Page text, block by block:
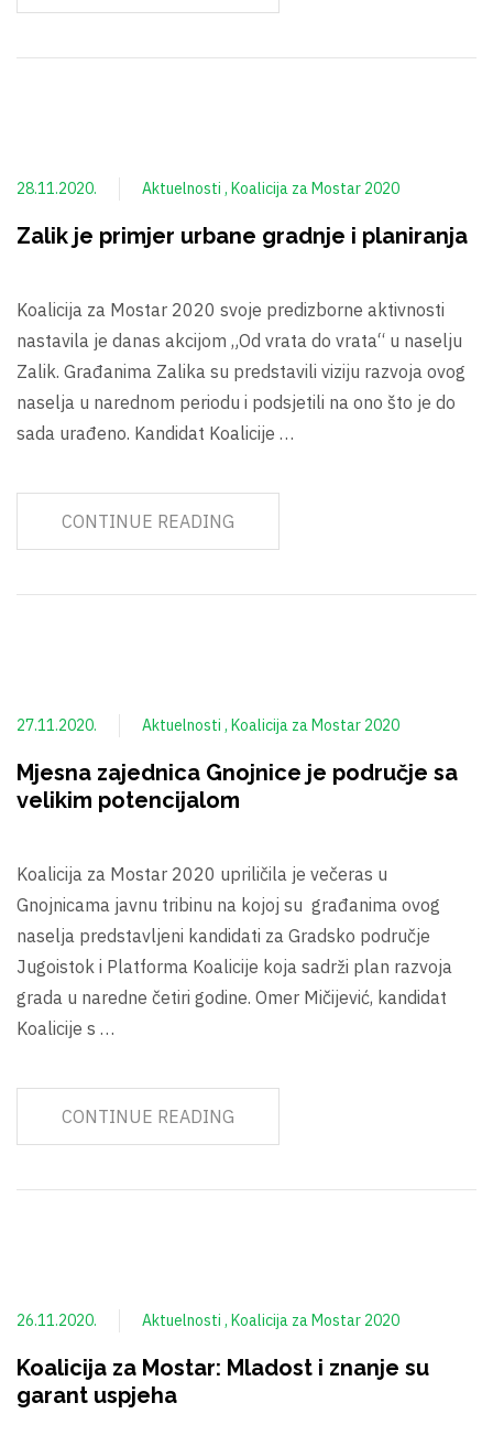
28.11.2020. Aktuelnosti Koalicija za Mostar 2020
Zalik je primjer urbane gradnje i planiranja
Koalicija za Mostar 2020 svoje predizborne aktivnosti
nastavila je danas akcijom „Od vrata do vrata“ u naselju
Zalik. Građanima Zalika su predstavili viziju razvoja ovog
naselja u narednom periodu i podsjetili na ono što je do
sada urađeno. Kandidat Koalicije …
CONTINUE READING
27.11.2020. Aktuelnosti Koalicija za Mostar 2020
Mjesna zajednica Gnojnice je područje sa
velikim potencijalom
Koalicija za Mostar 2020 upriličila je večeras u
Gnojnicama javnu tribinu na kojoj su građanima ovog
naselja predstavljeni kandidati za Gradsko područje
Jugoistok i Platforma Koalicije koja sadrži plan razvoja
grada u naredne četiri godine. Omer Mičijević, kandidat
Koalicije s …
CONTINUE READING
26.11.2020. Aktuelnosti Koalicija za Mostar 2020
Koalicija za Mostar: Mladost i znanje su
garant uspjeha